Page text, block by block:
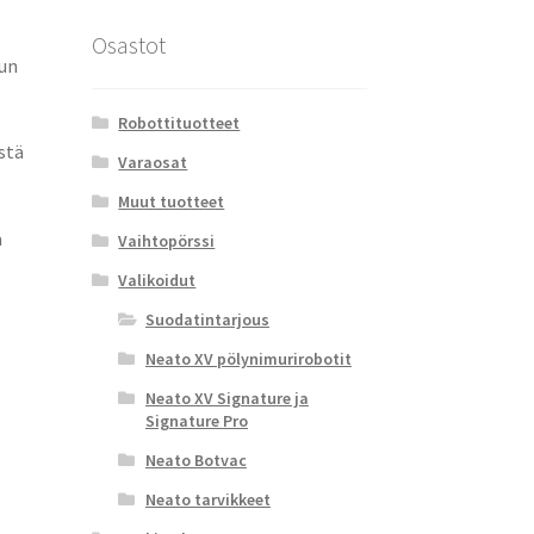
Osastot
Robottituotteet
Varaosat
Muut tuotteet
Vaihtopörssi
Valikoidut
Suodatintarjous
Neato XV pölynimurirobotit
Neato XV Signature ja
Signature Pro
Neato Botvac
Neato tarvikkeet